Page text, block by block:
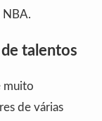
NBA.
talentos
muito
de várias